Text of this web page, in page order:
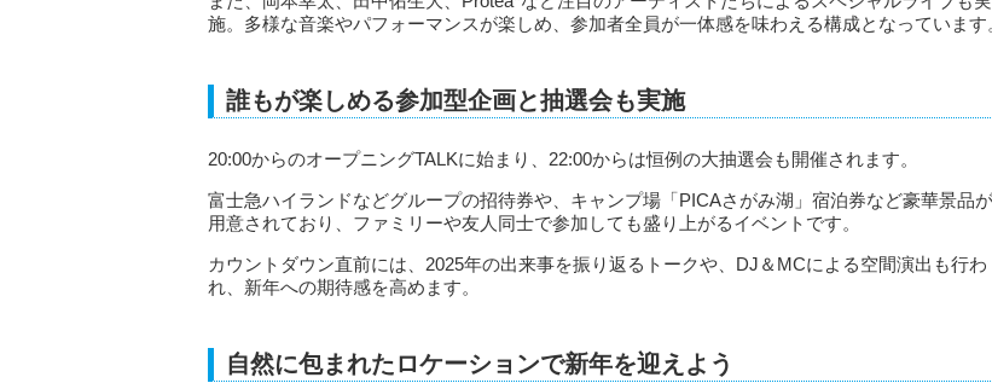
施。多様な音楽やパフォーマンスが楽しめ、参加者全員が一体感を味わえる構成となっています
誰もが楽しめる参加型企画と抽選会も実施
20:00からのオープニングTALKに始まり、22:00からは恒例の大抽選会も開催されます。
富士急ハイランドなどグループの招待券や、キャンプ場「PICAさがみ湖」宿泊券など豪華景品が
用意されており、ファミリーや友人同士で参加しても盛り上がるイベントです。
カウントダウン直前には、2025年の出来事を振り返るトークや、DJ＆MCによる空間演出も行わ
れ、新年への期待感を高めます。
自然に包まれたロケーションで新年を迎えよう